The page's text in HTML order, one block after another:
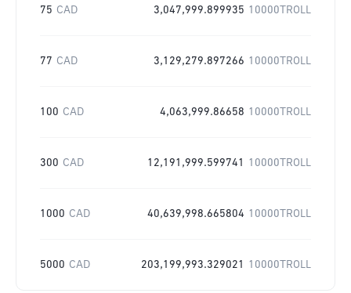
75 CAD 3,047,999.899935 10000TROLL
77 CAD 3,129,279.897266 10000TROLL
100 CAD 4,063,999.86658 10000TROLL
300 CAD 12,191,999.599741 10000TROLL
1000 CAD 40,639,998.665804 10000TROLL
5000 CAD 203,199,993.329021 10000TROLL